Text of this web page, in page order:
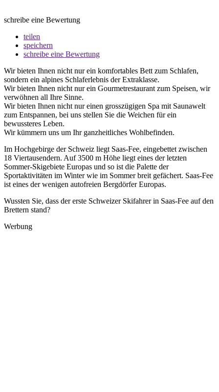
schreibe eine Bewertung
teilen
speichern
schreibe eine Bewertung
Wir bieten Ihnen nicht nur ein komfortables Bett zum Schlafen,
sondern ein alpines Schlaferlebnis der Extraklasse.
Wir bieten Ihnen nicht nur ein Gourmetrestaurant zum Speisen, wir
verwöhnen all Ihre Sinne.
Wir bieten Ihnen nicht nur einen grosszügigen Spa mit Saunawelt
zum Entspannen, bei uns stellen Sie die Weichen für ein
bewussteres Leben.
Wir kümmern uns um Ihr ganzheitliches Wohlbefinden.
Im Hochgebirge der Schweiz liegt Saas-Fee, eingebettet zwischen
18 Viertausendern. Auf 3500 m Höhe liegt eines der letzten
Sommer-Skigebiete Europas und so ist die Palette der
Sportaktivitäten im Winter wie im Sommer breit gefächert. Saas-Fee
ist eines der wenigen autofreien Bergdörfer Europas.
Wussten Sie, dass der erste Schweizer Skifahrer in Saas-Fee auf den
Brettern stand?
Werbung